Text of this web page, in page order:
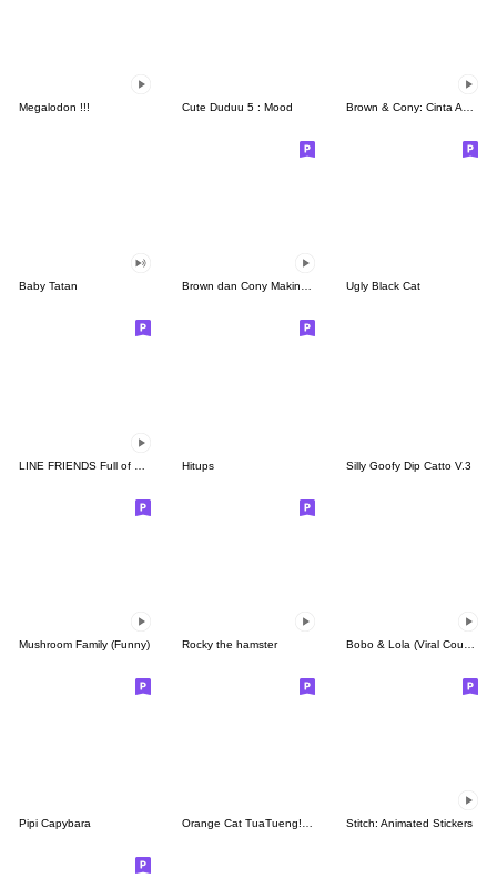
Megalodon !!! Cute Duduu 5 : Mood
Baby Tatan Brown dan Cony Makin Mesra Ugly Black Cat
Hitups Silly Goofy Dip Catto V.3
Mushroom Family (Funny) Rocky the hamster
Pipi Capybara Orange Cat TuaTueng! (ENG) Stitch: Animated Stickers